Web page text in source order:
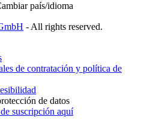
país/idioma
- All rights reserved.
de contratación y política de
de datos
suscripción aquí